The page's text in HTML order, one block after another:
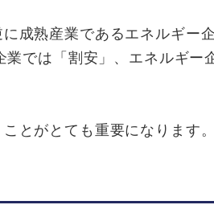
成熟産業であるエネルギー
では「割安」、エネルギー
とがとても重要になります